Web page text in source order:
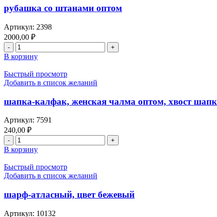
рубашка со штанами оптом
Артикул: 2398
2000,00 ₽
Количество
товара
рубашка
со
штанами
В корзину
Быстрый просмотр
Добавить в список желаний
шапка-калфак, женская чалма оптом, хвост
Артикул: 7591
240,00 ₽
Количество
товара
шапка-
калфак,
женская
оптом,
хвост
В корзину
Быстрый просмотр
Добавить в список желаний
шарф-атласный, цвет бежевый
Артикул: 10132